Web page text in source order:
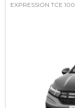
EXPRESSION TCE 100